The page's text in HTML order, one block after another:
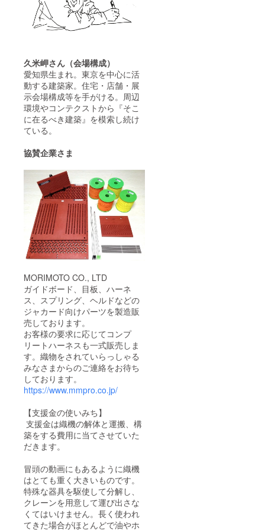
久米岬さん（会場構成）
愛知県生まれ。東京を中心に活
動する建築家。住宅・店舗・展
示会場構成等を手がける。周辺
環境やコンテクストから『そこ
に在るべき建築』を模索し続け
ている。
協賛企業さま
MORIMOTO CO., LTD
ガイドボード、目板、ハーネ
ス、スプリング、ヘルドなどの
ジャカード向けパーツを製造販
売しております。
お客様の要求に応じてコンプ
リートハーネスも一式販売しま
す。織物をされていらっしゃる
みなさまからのご連絡をお待ち
しております。
https://www.mmpro.co.jp/
【支援金の使いみち】
支援金は織機の解体と運搬、構
築をする費用に当てさせていた
だきます。
冒頭の動画にもあるように織機
はとても重く大きいものです。
特殊な器具を駆使して分解し、
クレーンを用意して運び出さな
くてはいけません。長く使われ
てきた場合がほとんどで油やホ